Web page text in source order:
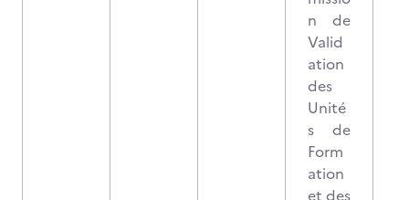
n de
Valid
ation
des
Unité
s de
Form
ation
et des